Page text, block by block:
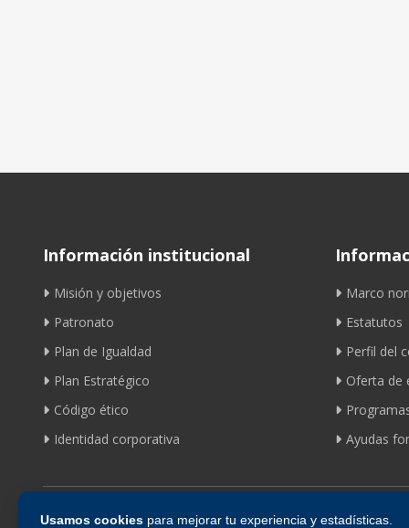
Usamos cookies para mejorar tu experiencia y estadísticas.
Información institucional
Misión y objetivos
Patronato
Plan de Igualdad
Plan Estratégico
Código ético
Identidad corporativa
Marco
Estatutos
Perfil del
Oferta de
Ayudas